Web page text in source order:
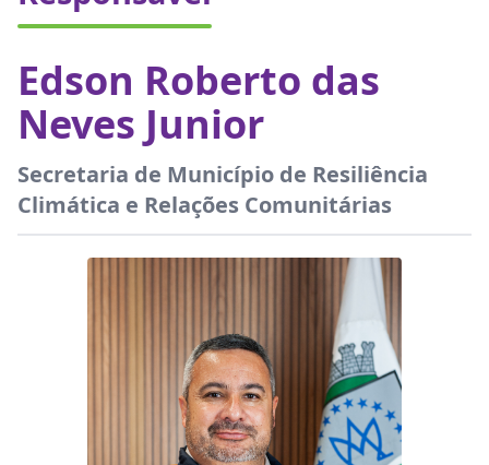
Edson Roberto das
Neves Junior
Secretaria de Município de Resiliência
Climática e Relações Comunitárias